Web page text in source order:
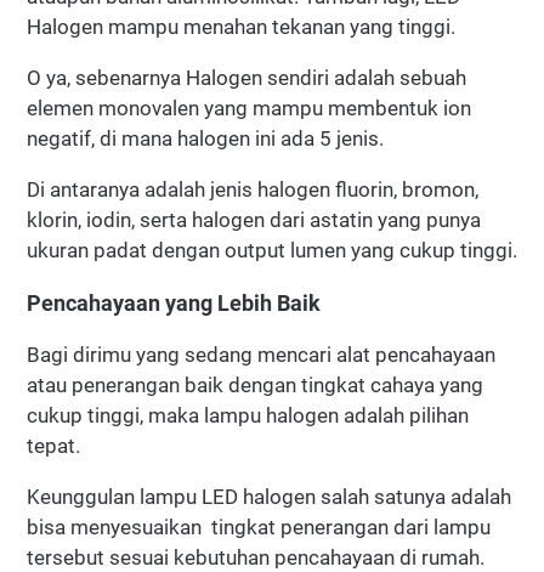
Halogen mampu menahan tekanan yang tinggi.
O ya, sebenarnya Halogen sendiri adalah sebuah
elemen monovalen yang mampu membentuk ion
negatif, di mana halogen ini ada 5 jenis.
Di antaranya adalah jenis halogen fluorin, bromon,
klorin, iodin, serta halogen dari astatin yang punya
ukuran padat dengan output lumen yang cukup tinggi.
Pencahayaan yang Lebih Baik
Bagi dirimu yang sedang mencari alat pencahayaan
atau penerangan baik dengan tingkat cahaya yang
cukup tinggi, maka lampu halogen adalah pilihan
tepat.
Keunggulan lampu LED halogen salah satunya adalah
bisa menyesuaikan tingkat penerangan dari lampu
tersebut sesuai kebutuhan pencahayaan di rumah.